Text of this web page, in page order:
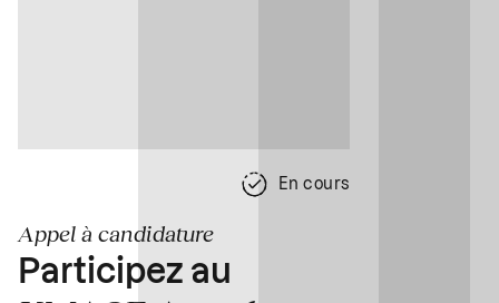
En cours
Appel à candidature
Participez au